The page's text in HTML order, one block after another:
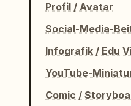
Profil / Avatar
Social-Media-
Infografik / Edu
YouTube-
Comic /